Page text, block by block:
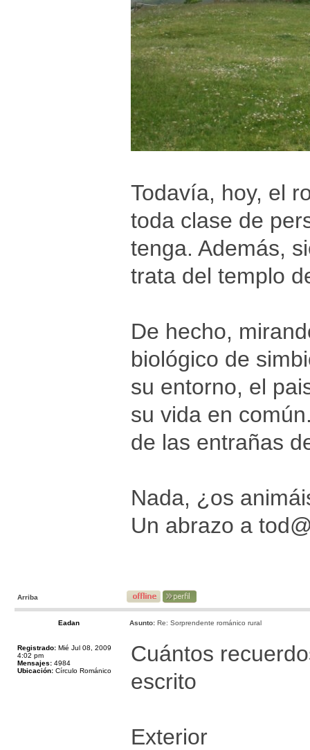
Todavía, hoy, el
toda clase de
tenga. Además,
trata del templo
De hecho,
biológico de
su entorno, el
su vida en
de las entrañas
Nada, ¿os
Un abrazo a
Arriba
Eadan Asunto: Re: Sorprendente románico rural
Registrado: Mié Jul 08, 2009
4:02 pm
Mensajes: 4984
Ubicación: Círculo Románico
Cuántos
escrito
Exterior